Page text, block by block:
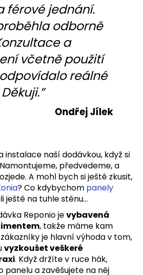
férové jednání.
odborně
a
včetně použití
reálné
Ondřej Jílek
instalace naší dodávkou, když si
předvedeme, a
A mohl bych si ještě zkusit,
? Co kdybychom panely
ještě na tuhle stěnu…
Reponio jevybavená
, takže máme kam
je hlavní výhoda v tom,
vyzkoušet veškeré
. Když držíte v ruce hák,
panelu a zavěšujete na něj